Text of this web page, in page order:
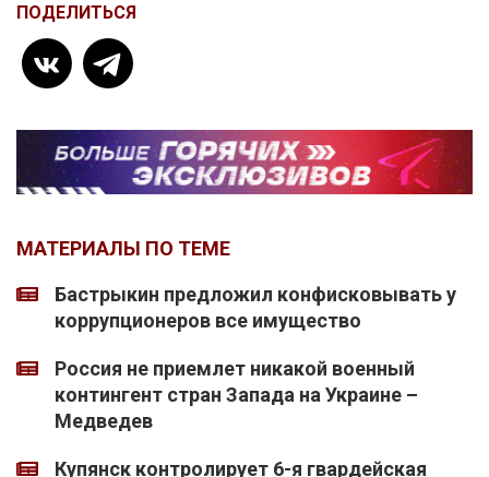
ПОДЕЛИТЬСЯ
МАТЕРИАЛЫ ПО ТЕМЕ
Бастрыкин предложил конфисковывать у
коррупционеров все имущество
Россия не приемлет никакой военный
контингент стран Запада на Украине –
Медведев
Купянск контролирует 6-я гвардейская